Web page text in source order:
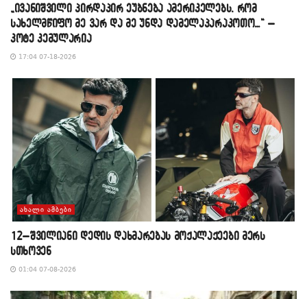
„ივანიშვილი პირდაპირ ეუბნება ამერიკელებს, რომ
სახელმწიფო მე ვარ და მე უნდა დამელაპარაკოთო…“ –
კოტე კემულარია
17:04 07-18-2026
ᲐᲮᲐᲚᲘ ᲐᲛᲑᲔᲑᲘ
12–შვილიანი დედის დახმარებას მოქალაქეები მერს
სთხოვენ
01:04 07-08-2026